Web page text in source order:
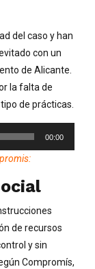
del caso y han
con un
de Alicante.
la falta de
de prácticas.
00:00
de recursos
y sin
Compromís,